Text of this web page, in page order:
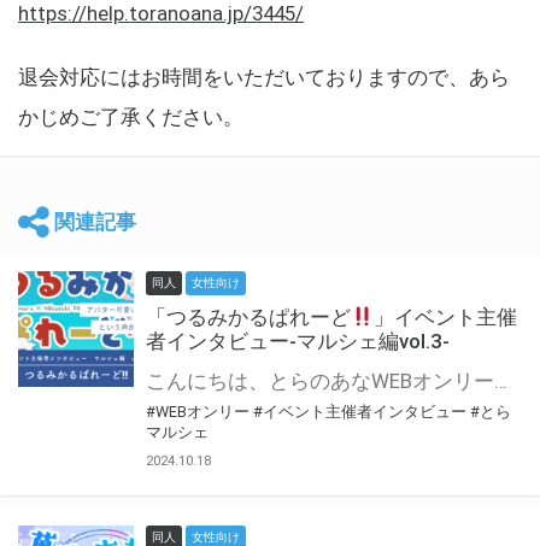
https://help.toranoana.jp/3445/
退会対応にはお時間をいただいておりますので、あら
かじめご了承ください。
関連記事
同人 女性向け
「つるみかるぱれーど
」イベント主催
者インタビュー-マルシェ編vol.3-
こんにちは、とらのあなWEBオンリー運営スタッフです。 新たにお届けする、イベント主催者インタビュー-マルシェ編-は、 とらのあなWEBオンリー「マルシェ」をご利用した主催様に 「マルシェ」を使って開催した感想や心がけをお聞きする企画です。 今回は、WEBオンリー初開催「つるみかるぱれーど
#WEBオンリー #イベント主催者インタビュー #とら
マルシェ
2024.10.18
同人 女性向け